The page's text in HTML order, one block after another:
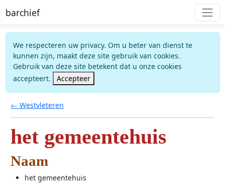
barchief
We respecteren uw privacy. Om u beter van dienst te
kunnen zijn, maakt deze site gebruik van cookies.
Gebruik van deze site betekent dat u onze cookies
accepteert.
Accepteer
← Westvleteren
het gemeentehuis
Naam
het gemeentehuis